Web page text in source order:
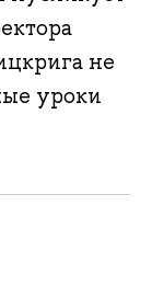
не
уроки